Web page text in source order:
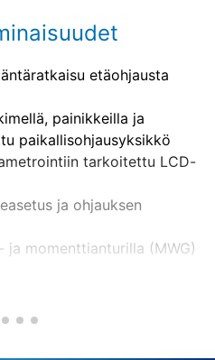
etäohjausta
painikkeilla ja
paikallisohjausyksikkö
tarkoitettu LCD-
ja ohjauksen
ja momenttianturilla (MWG)